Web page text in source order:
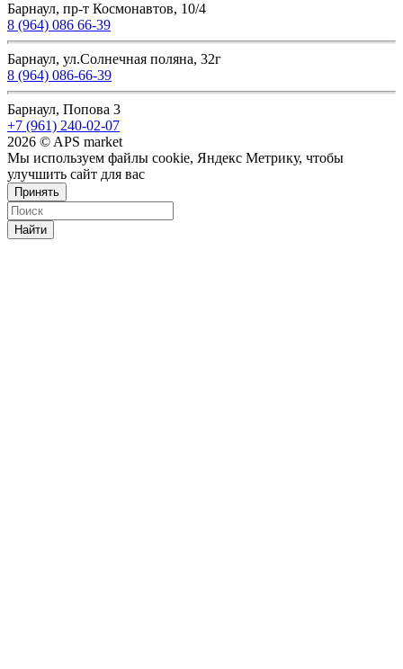
Барнаул, пр-т Космонавтов, 10/4
8 (964) 086 66-39
Барнаул, ул.Солнечная поляна, 32г
8 (964) 086-66-39
Барнаул, Попова 3
+7 (961) 240-02-07
2026 © APS market
Мы используем файлы cookie, Яндекс Метрику, чтобы
улучшить сайт для вас
Принять
Найти